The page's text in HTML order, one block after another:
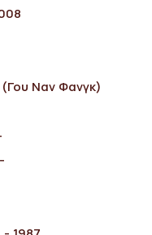
Ναν Φανγκ)